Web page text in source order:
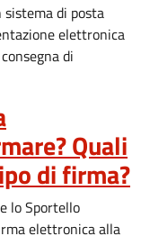
sistema di posta
elettronica
di
Quali
di firma?
lo Sportello
elettronica alla